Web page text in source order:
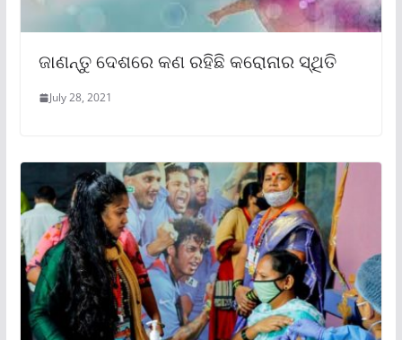
ଜାଣନ୍ତୁ ଦେଶରେ କଣ ରହିଛି କରୋନାର ସ୍ଥିତି
July 28, 2021